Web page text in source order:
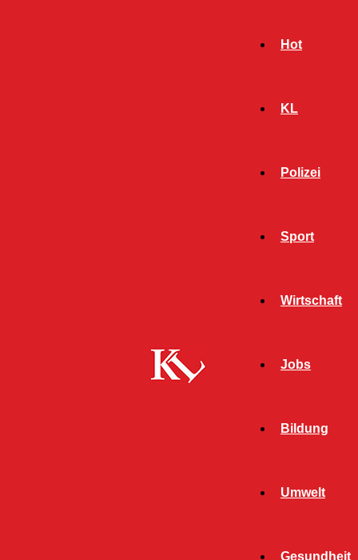
Hot
KL
Polizei
Sport
Wirtschaft
Jobs
Bildung
Umwelt
Gesundheit